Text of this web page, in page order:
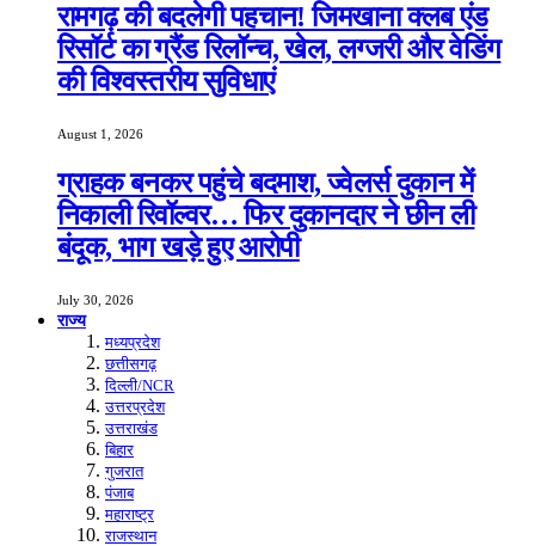
रामगढ़ की बदलेगी पहचान! जिमखाना क्लब एंड
रिसॉर्ट का ग्रैंड रिलॉन्च, खेल, लग्जरी और वेडिंग
की विश्वस्तरीय सुविधाएं
August 1, 2026
ग्राहक बनकर पहुंचे बदमाश, ज्वेलर्स दुकान में
निकाली रिवॉल्वर… फिर दुकानदार ने छीन ली
बंदूक, भाग खड़े हुए आरोपी
July 30, 2026
राज्य
मध्यप्रदेश
छत्तीसगढ़
दिल्ली/NCR
उत्तरप्रदेश
उत्तराखंड
बिहार
गुजरात
पंजाब
महाराष्ट्र
राजस्थान